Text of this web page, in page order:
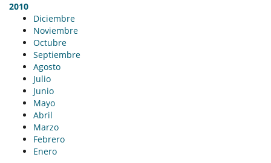
2010
Diciembre
Noviembre
Octubre
Septiembre
Agosto
Julio
Junio
Mayo
Abril
Marzo
Febrero
Enero